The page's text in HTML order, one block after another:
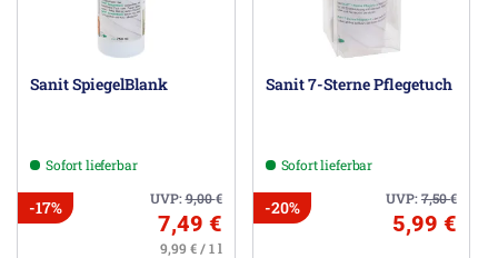
Sanit SpiegelBlank
Sofort lieferbar
UVP:9,00€
-17%
7,49 €
9,99 € / 1 l
Sanit 7-Sterne Pflegetuch
Sofort lieferbar
UVP:7,50€
-20%
5,99 €